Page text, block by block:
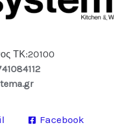
ΤΚ:20100
Facebook